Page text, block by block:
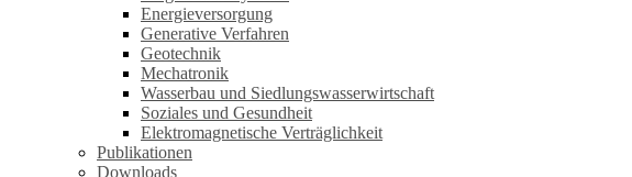
Energieversorgung
Generative Verfahren
Geotechnik
Mechatronik
Wasserbau und Siedlungswasserwirtschaft
Soziales und Gesundheit
Elektromagnetische Verträglichkeit
Publikationen
Downloads